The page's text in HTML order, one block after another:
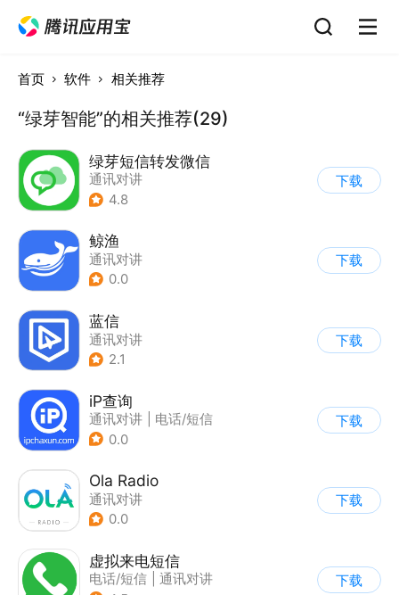
首页 软件 相关推荐
“绿芽智能”的相关推荐(29)
绿芽短信转发微信
通讯对讲
4.8
下载
鲸渔
通讯对讲
0.0
下载
蓝信
通讯对讲
2.1
下载
iP查询
通讯对讲
电话/短信
0.0
下载
Ola Radio
通讯对讲
0.0
下载
虚拟来电短信
电话/短信
通讯对讲
下载